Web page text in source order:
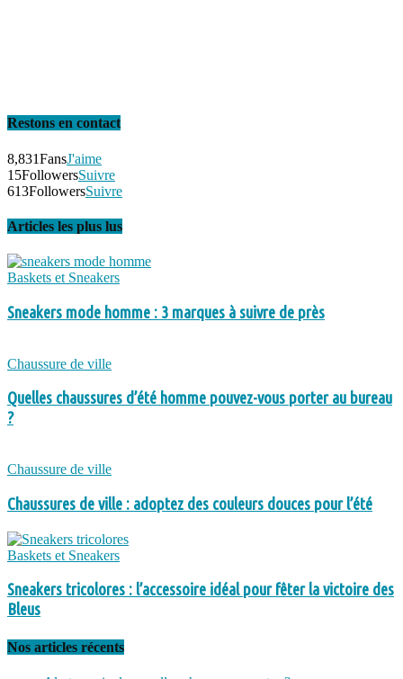
Restons en contact
8,831FansJ'aime
15FollowersSuivre
613FollowersSuivre
Articles les plus lus
Baskets et Sneakers
Sneakers mode homme : 3 marques à suivre de près
Chaussure de ville
Quelles chaussures d’été homme pouvez-vous porter au bureau
?
Chaussure de ville
Chaussures de ville : adoptez des couleurs douces pour l’été
Baskets et Sneakers
Sneakers tricolores : l’accessoire idéal pour fêter la victoire des
Bleus
Nos articles récents